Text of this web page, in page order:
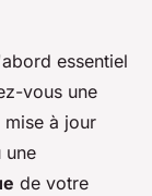
essentiel
vous une
à jour
une
de votre